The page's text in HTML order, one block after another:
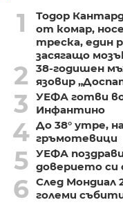
1
Тодор
от комар,
треска, един
засягащо
2
38-годишен
язовир
3
УЕФА готви
Инфантино
4 До 38° утре,
гръмотевици
5 УЕФА
доверието
6 След Мондиал
големи